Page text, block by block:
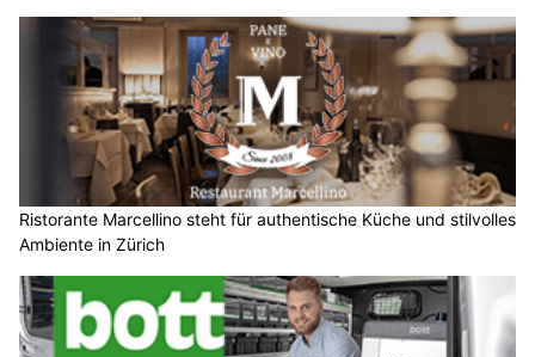
Ristorante Marcellino steht für authentische Küche und stilvolles
Ambiente in Zürich